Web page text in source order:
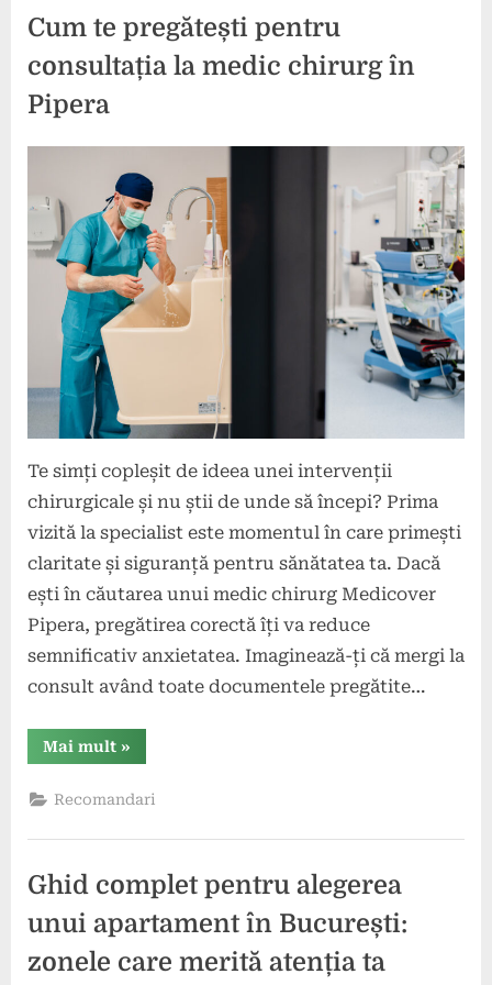
anul
acesta”
Cum te pregătești pentru
consultația la medic chirurg în
Pipera
mai
2026
Te simți copleșit de ideea unei intervenții
chirurgicale și nu știi de unde să începi? Prima
vizită la specialist este momentul în care primești
claritate și siguranță pentru sănătatea ta. Dacă
ești în căutarea unui medic chirurg Medicover
Pipera, pregătirea corectă îți va reduce
semnificativ anxietatea. Imaginează-ți că mergi la
consult având toate documentele pregătite…
Mai mult“Cum
te
pentru
consultația
medic
Pipera”
»
Recomandari
Ghid complet pentru alegerea
unui apartament în București:
zonele care merită atenția ta